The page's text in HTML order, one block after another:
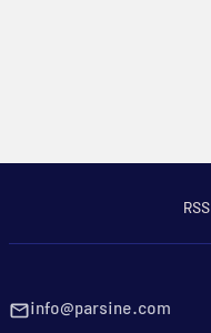
RSS
info@parsine.com